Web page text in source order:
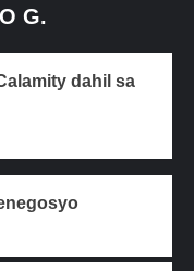
G.
dahil sa